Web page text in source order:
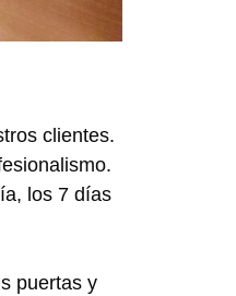
clientes.
los 7 días
puertas y